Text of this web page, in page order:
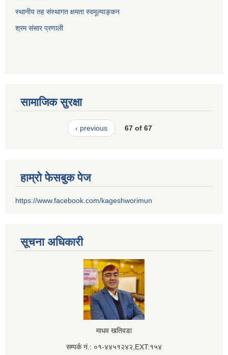
स्थानीय तह संस्थागत क्षमता स्वमूल्याङ्कन
श्रम संसार प्रणाली
सामाजिक सुरक्षा
‹ previous 67 of 67
हाम्रो फेसबुक पेज
https://www.facebook.com/kageshworimun
सूचना अधिकारी
माधव खतिवडा
सम्पर्क नं.: ०१-४४५१२४२,EXT:१५४